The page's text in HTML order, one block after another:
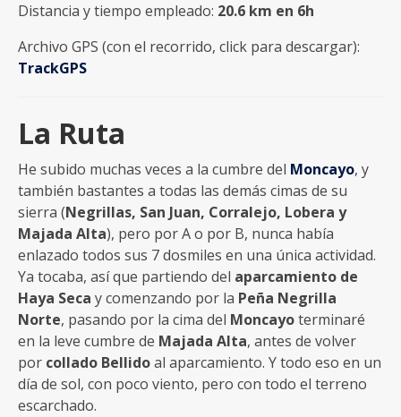
Distancia y tiempo empleado: 20.6 km en 6h
Archivo GPS (con el recorrido, click para descargar):
TrackGPS
La Ruta
He subido muchas veces a la cumbre del Moncayo, y
también bastantes a todas las demás cimas de su
sierra (Negrillas, San Juan, Corralejo, Lobera y
Majada Alta), pero por A o por B, nunca había
enlazado todos sus 7 dosmiles en una única actividad.
Ya tocaba, así que partiendo del aparcamiento de
Haya Seca y comenzando por la Peña Negrilla
Norte, pasando por la cima del Moncayoterminaré
en la leve cumbre de Majada Alta, antes de volver
por collado Bellidoal aparcamiento. Y todo eso en un
día de sol, con poco viento, pero con todo el terreno
escarchado.